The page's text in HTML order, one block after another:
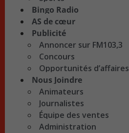
Bingo Radio
AS de cœur
Publicité
Annoncer sur FM103,3
Concours
Opportunités d’affaires
Nous Joindre
Animateurs
Journalistes
Équipe des ventes
Administration